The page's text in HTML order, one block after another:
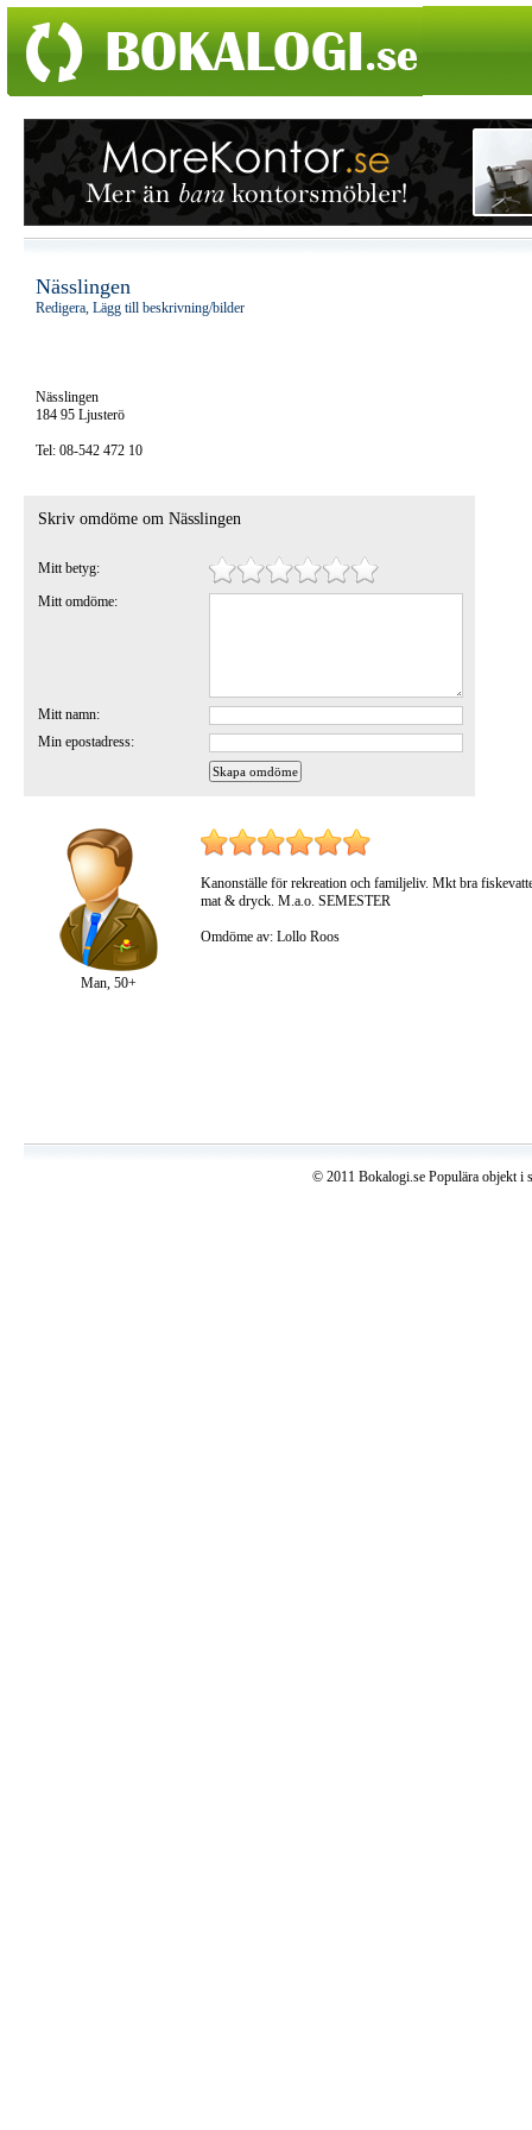
Nässlingen
Redigera, Lägg till beskrivning/bilder
Nässlingen
184 95 Ljusterö
Tel: 08-542 472 10
Skriv omdöme om Nässlingen
Mitt betyg:
Mitt omdöme:
Mitt namn:
Min epostadress:
Man, 50+
Kanonställe för rekreation och familjeliv. Mkt bra
mat & dryck. M.a.o. SEMESTER
Omdöme av: Lollo Roos
© 2011 Bokalogi.se Populära objekt i